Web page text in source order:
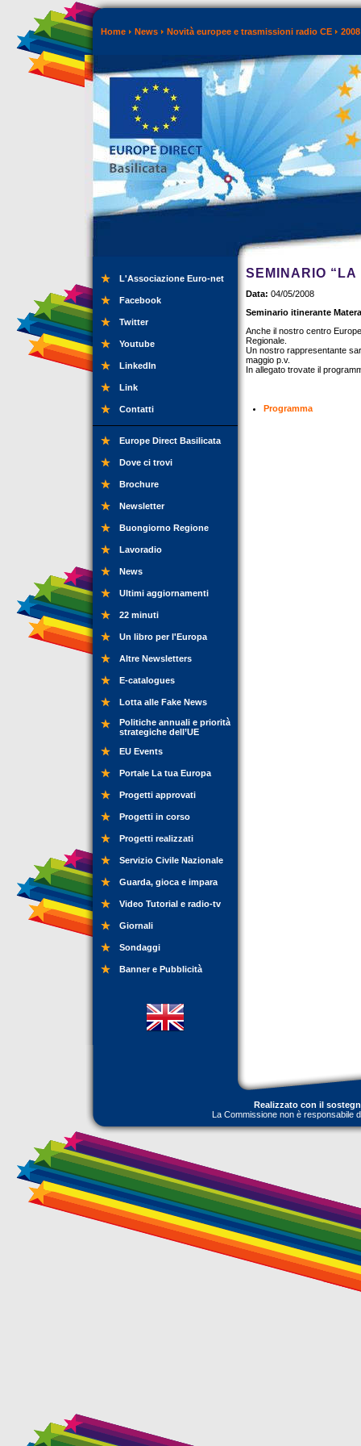
Home News Novità europee e trasmissioni radio CE 2008
L'Associazione Euro-net
Facebook
Twitter
Youtube
LinkedIn
Link
Contatti
Europe Direct Basilicata
Dove ci trovi
Brochure
Newsletter
Buongiorno Regione
Lavoradio
News
Ultimi aggiornamenti
22 minuti
Un libro per l'Europa
Altre Newsletters
E-catalogues
Lotta alle Fake News
Politiche annuali e priorità
strategiche dell’UE
EU Events
Portale La tua Europa
Progetti approvati
Progetti in corso
Progetti realizzati
Servizio Civile Nazionale
Guarda, gioca e impara
Video Tutorial e radio-tv
Giornali
Sondaggi
Banner e Pubblicità
SEMINARIO
Data: 04/05/2008
Seminario itinerante
Anche il nostro centro
Regionale.
Un nostro rappresentante
maggio p.v.
In allegato trovate il
Programma
Realizzato con il
La Commissione non è responsabile